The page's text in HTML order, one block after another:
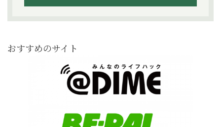
おすすめのサイト